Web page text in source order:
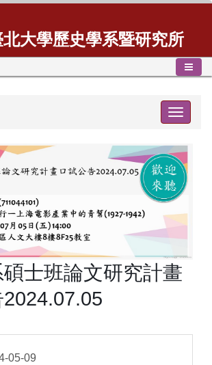
北大學歷史學系暨研究所
Toggle
士班論文研究計畫
05-09